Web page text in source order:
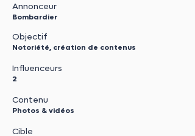
Annonceur
Bombardier
Objectif
Notoriété, création de contenus
Influenceurs
2
Contenu
Photos & vidéos
Cible